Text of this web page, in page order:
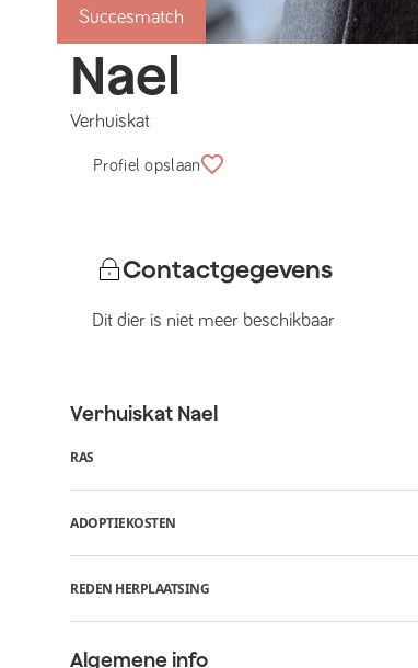
Succesmatch
Nael
Verhuiskat
Profiel opslaan
Contactgegevens
Dit dier is niet meer beschikbaar
Verhuiskat Nael
RAS
ADOPTIEKOSTEN
REDEN HERPLAATSING
Algemene info